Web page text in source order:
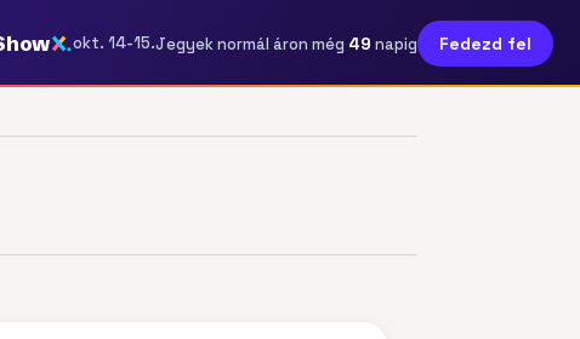
okt. 14-15.Jegyek normál áron még 49 napig Fedezd fel